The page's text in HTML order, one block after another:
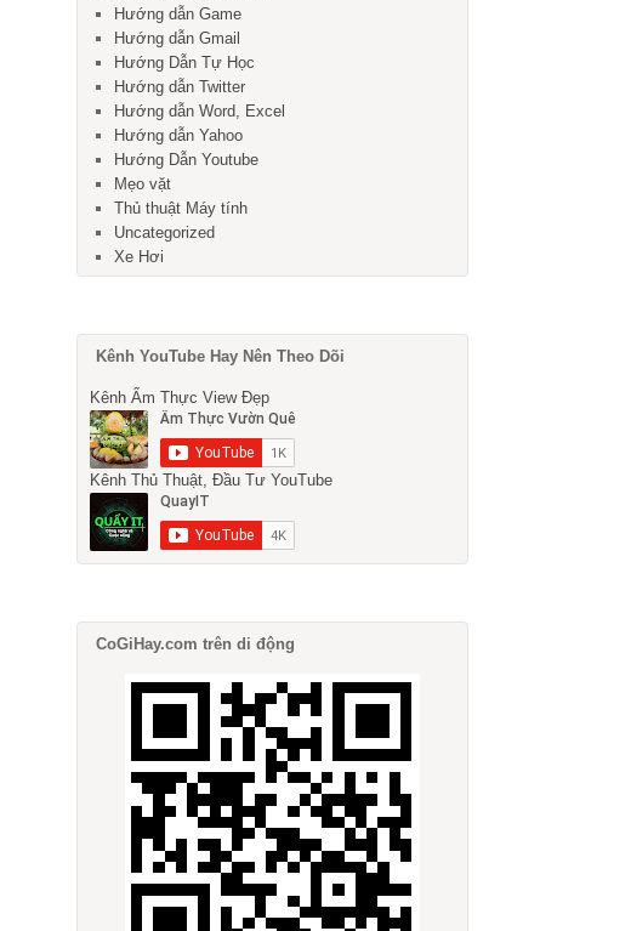
Hướng dẫn Game
Hướng dẫn Gmail
Hướng Dẫn Tự Học
Hướng dẫn Twitter
Hướng dẫn Word, Excel
Hướng dẫn Yahoo
Hướng Dẫn Youtube
Mẹo vặt
Thủ thuật Máy tính
Uncategorized
Xe Hơi
Kênh YouTube Hay Nên Theo Dõi
Kênh Ẩm Thực View Đẹp
Kênh Thủ Thuật, Đầu Tư YouTube
CoGiHay.com trên di động